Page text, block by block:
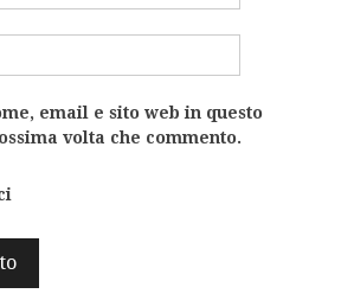
email e sito web in questo
volta che commento.